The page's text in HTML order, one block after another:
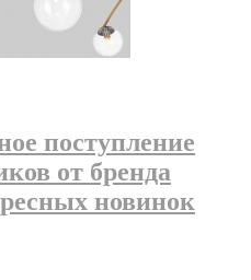
поступление
от бренда
новинок